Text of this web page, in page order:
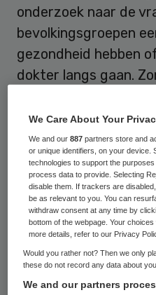
onderzoek naar de
bevolkingsgroepen
gezondheid hebben
dokter langs gaan.
verschenen.
Verklaring
De gezondheid van
Perinatale sterfte,
schizofrenie,
en vaatziekten
We Care About Your
We and our887 partners store and
or unique identifiers, on your device.
technologies to support the
process data to provide. Selecting
disable them. If trackers are
be as relevant to you. You can
withdraw consent at any time by
bottom of the webpage. Your
more details, refer to our Privacy
Would you rather not? Then we only
these do not record any data about
We and our partners